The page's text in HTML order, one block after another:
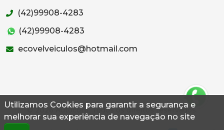
Utilizamos Cookies para garantir a segurança e
melhorar sua experiência de navegação no site
(42)99908-4283
(42)99908-4283
ecovelveiculos@hotmail.com
© 2026 Autoconf. Todos os direitos reservados.